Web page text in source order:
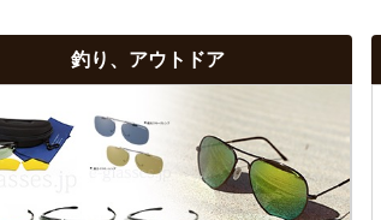
釣り、アウトドア